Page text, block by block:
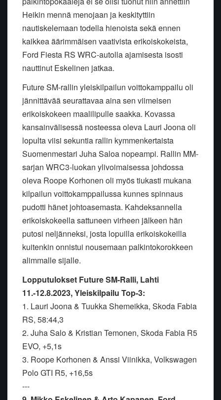
Heikin mennä menojaan ja keskityttiin
nautiskelemaan todella hienoista sekä ennen
kaikkea äärimmäisen vaativista erikoiskokeista,
Ford Fiesta RS WRC-autolla ajamisesta isosti
nauttinut Eskelinen jatkaa.
Future SM-rallin yleiskilpailun voittokamppailu oli
jännittävää seurattavaa aina sen viimeisen
erikoiskokeen maalilipulle saakka. Kovassa
kansainvälisessä nosteessa oleva Lauri Joona oli
lopulta viisi sekuntia rallin kymmenkertaista
Suomenmestari Juha Saloa nopeampi. Rallin MM-
sarjan WRC3-luokan ylivoimaisessa johdossa
oleva Roope Korhonen oli myös tiukasti mukana
kilpailun voittokamppailussa kunnes spinnaus
pudotti hänet johtoasemasta. Kahdeksannella
erikoiskokeella sattuneen virheen jälkeen hän
putosi neljänneksi, josta lopuilla erikoiskokeilla
kuitenkin onnistui nousemaan palkintokorokkeen
alimmalle sijalle.
Lopputulokset Future SM-Ralli, Lahti
11.-12.8.2023, Yleiskilpailu Top-3:
1. Lauri Joona & Tuukka Shemeikka, Skoda Fabia
RS, 58:44,3
2. Juha Salo & Kristian Temonen, Skoda Fabia R5
EVO, +5,1s
3. Roope Korhonen & Anssi Viinikka, Volkswagen
Polo GTI R5, +16,5s
---